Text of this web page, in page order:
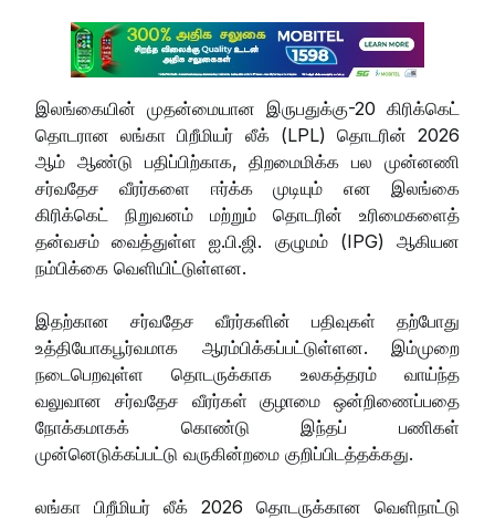
இலங்கையின் முதன்மையான இருபதுக்கு-20 கிரிக்கெட்
தொடரான லங்கா பிறீமியர் லீக் (LPL) தொடரின் 2026
ஆம் ஆண்டு பதிப்பிற்காக, திறமைமிக்க பல முன்னணி
சர்வதேச வீரர்களை ஈர்க்க முடியும் என இலங்கை
கிரிக்கெட் நிறுவனம் மற்றும் தொடரின் உரிமைகளைத்
தன்வசம் வைத்துள்ள ஐ.பி.ஜி. குழுமம் (IPG) ஆகியன
நம்பிக்கை வெளியிட்டுள்ளன.
இதற்கான சர்வதேச வீரர்களின் பதிவுகள் தற்போது
உத்தியோகபூர்வமாக ஆரம்பிக்கப்பட்டுள்ளன. இம்முறை
நடைபெறவுள்ள தொடருக்காக உலகத்தரம் வாய்ந்த
வலுவான சர்வதேச வீரர்கள் குழாமை ஒன்றிணைப்பதை
நோக்கமாகக் கொண்டு இந்தப் பணிகள்
முன்னெடுக்கப்பட்டு வருகின்றமை குறிப்பிடத்தக்கது.
லங்கா பிறீமியர் லீக் 2026 தொடருக்கான வெளிநாட்டு